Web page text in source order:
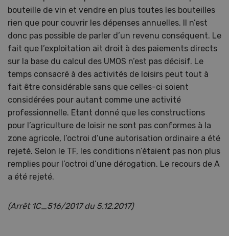
bouteille de vin et vendre en plus toutes les bouteilles
rien que pour couvrir les dépenses annuelles. Il n’est
donc pas possible de parler d’un revenu conséquent. Le
fait que l’exploitation ait droit à des paiements directs
sur la base du calcul des UMOS n’est pas décisif. Le
temps consacré à des activités de loisirs peut tout à
fait être considérable sans que celles-ci soient
considérées pour autant comme une activité
professionnelle. Etant donné que les constructions
pour l’agriculture de loisir ne sont pas conformes à la
zone agricole, l’octroi d’une autorisation ordinaire a été
rejeté. Selon le TF, les conditions n’étaient pas non plus
remplies pour l’octroi d’une dérogation. Le recours de A
a été rejeté.
(Arrêt 1C_516/2017 du 5.12.2017)